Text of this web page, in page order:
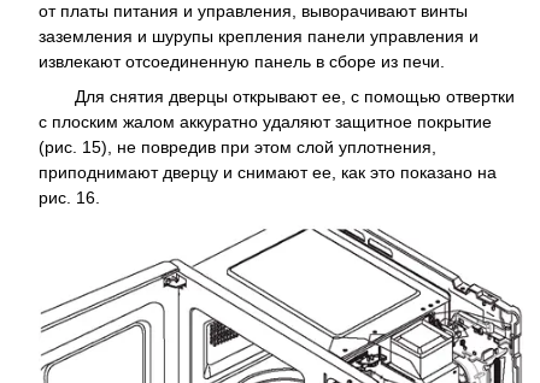
от платы питания и управления, выворачивают винты
заземления и шурупы крепления панели управления и
извлекают отсоединенную панель в сборе из печи.
Для снятия дверцы открывают ее, с помощью отвертки
с плоским жалом аккуратно удаляют защитное покрытие
(рис. 15), не повредив при этом слой уплотнения,
приподнимают дверцу и снимают ее, как это показано на
рис. 16.